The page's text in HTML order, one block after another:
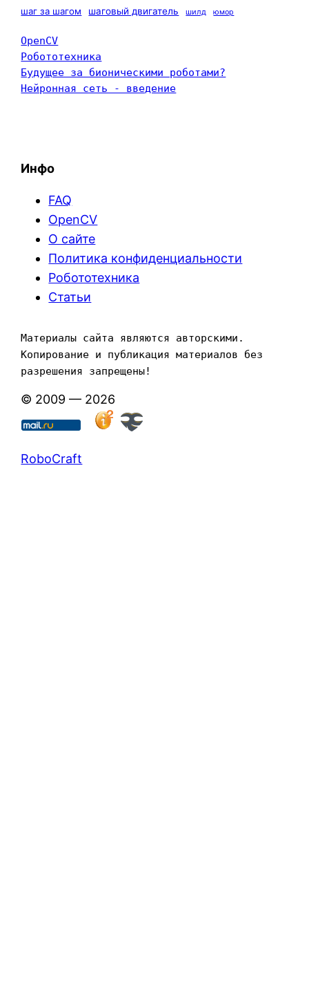
шаг за шагом шаговый двигатель шилд юмор
OpenCV
Робототехника
Будущее за бионическими роботами?
Нейронная сеть - введение
Инфо
FAQ
OpenCV
О сайте
Политика конфиденциальности
Робототехника
Статьи
Материалы сайта являются авторскими.
Копирование и публикация материалов без
разрешения запрещены!
© 2009 — 2026
RoboCraft